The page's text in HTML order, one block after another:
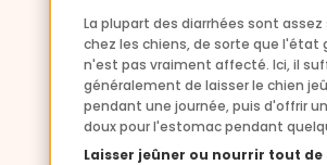
La plupart des diarrhées sont assez
chez les chiens, de sorte que l'état
n'est pas vraiment affecté. Ici, il
généralement de laisser le chien
pendant une journée, puis d'offrir
doux pour l'estomac pendant
Laisser jeûner ou nourrir tout de